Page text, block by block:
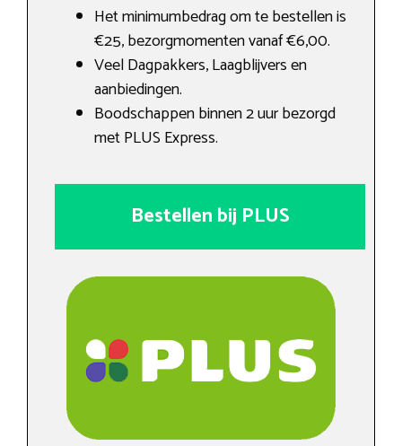
Het minimumbedrag om te bestellen is
€25, bezorgmomenten vanaf €6,00.
Veel Dagpakkers, Laagblijvers en
aanbiedingen.
Boodschappen binnen 2 uur bezorgd
met PLUS Express.
Bestellen bij PLUS